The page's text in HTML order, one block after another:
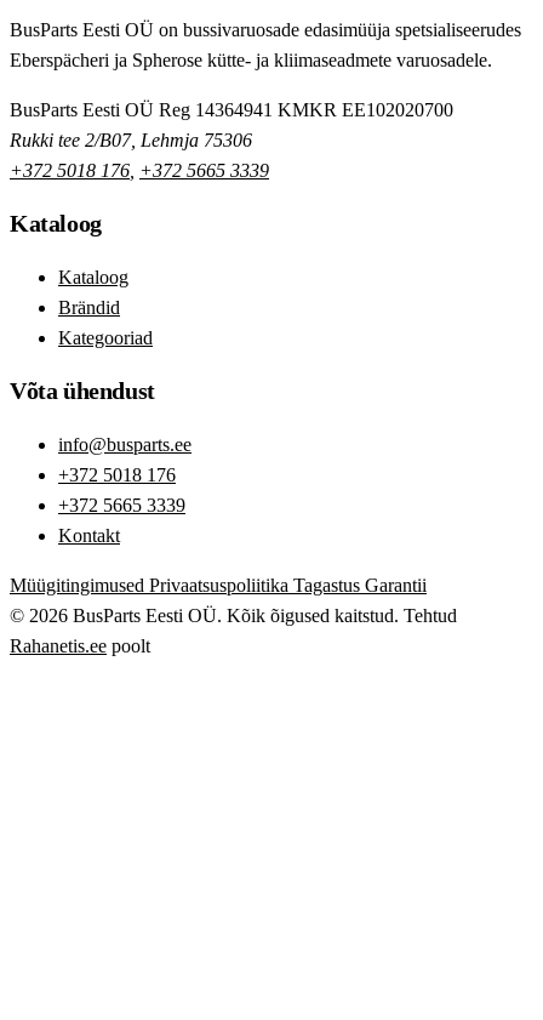
BusParts Eesti OÜ on bussivaruosade edasimüüja spetsialiseerudes
Eberspächeri ja Spherose kütte- ja kliimaseadmete varuosadele.
BusParts Eesti OÜ Reg 14364941 KMKR EE102020700
Rukki tee 2/B07, Lehmja 75306
+372 5018 176 +372 5665 3339
Kataloog
Kataloog
Brändid
Kategooriad
Võta ühendust
info@busparts.ee
+372 5018 176
+372 5665 3339
Kontakt
Müügitingimused Privaatsuspoliitika Tagastus Garantii
© 2026 BusParts Eesti OÜ. Kõik õigused kaitstud. Tehtud
Rahanetis.ee poolt